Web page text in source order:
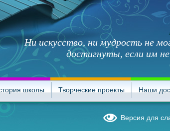
Ни искусство, ни мудрость не
достигнуты, если им
школы Творческие проекты Наши
Версия для